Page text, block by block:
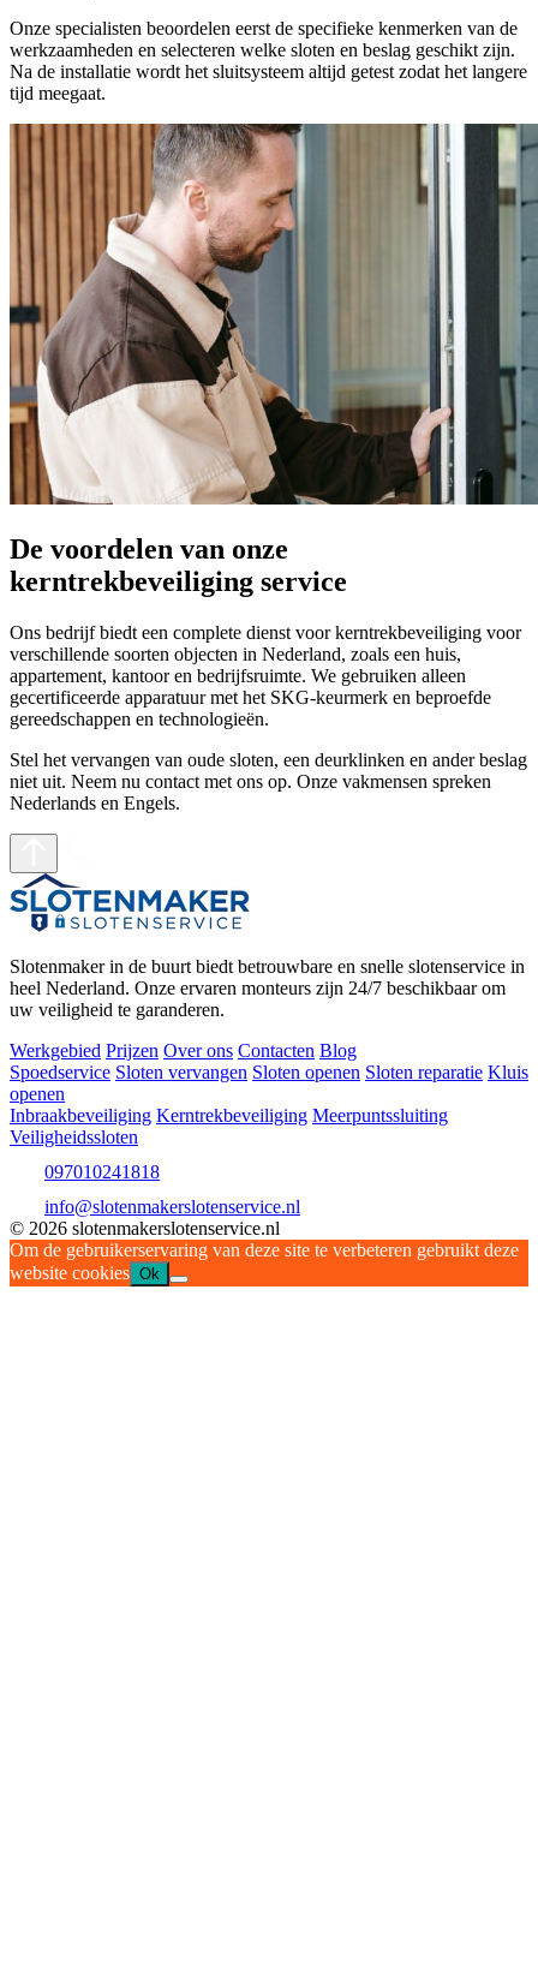
Onze specialisten beoordelen eerst de specifieke kenmerken van de
werkzaamheden en selecteren welke sloten en beslag geschikt zijn.
Na de installatie wordt het sluitsysteem altijd getest zodat het langere
tijd meegaat.
De voordelen van onze
kerntrekbeveiliging service
Ons bedrijf biedt een complete dienst voor kerntrekbeveiliging voor
verschillende soorten objecten in Nederland, zoals een huis,
appartement, kantoor en bedrijfsruimte. We gebruiken alleen
gecertificeerde apparatuur met het SKG-keurmerk en beproefde
gereedschappen en technologieën.
Stel het vervangen van oude sloten, een deurklinken en ander beslag
niet uit. Neem nu contact met ons op. Onze vakmensen spreken
Nederlands en Engels.
Slotenmaker in de buurt biedt betrouwbare en snelle slotenservice in
heel Nederland. Onze ervaren monteurs zijn 24/7 beschikbaar om
uw veiligheid te garanderen.
Werkgebied Prijzen Over ons Contacten Blog
Spoedservice Sloten vervangen Sloten openen Sloten reparatie Kluis
openen
Inbraakbeveiliging Kerntrekbeveiliging Meerpuntssluiting
Veiligheidssloten
097010241818
info@slotenmakerslotenservice.nl
© 2026 slotenmakerslotenservice.nl
Om de gebruikerservaring van deze site te verbeteren gebruikt deze
website cookies Ok